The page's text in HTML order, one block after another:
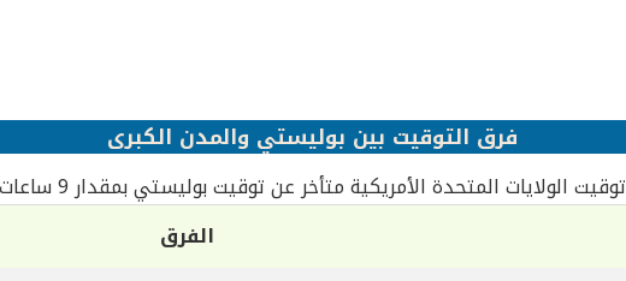
فرق التوقيت بين بوليستي والمدن الكبرى
توقيت الولايات المتحدة الأمريكية متأخر عن توقيت بوليستي بمقدار 9 ساعات
الفرق